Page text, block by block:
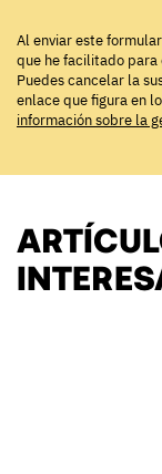
Al enviar este
que he facilitado para
Puedes cancelar la
enlace que figura en
información sobre la